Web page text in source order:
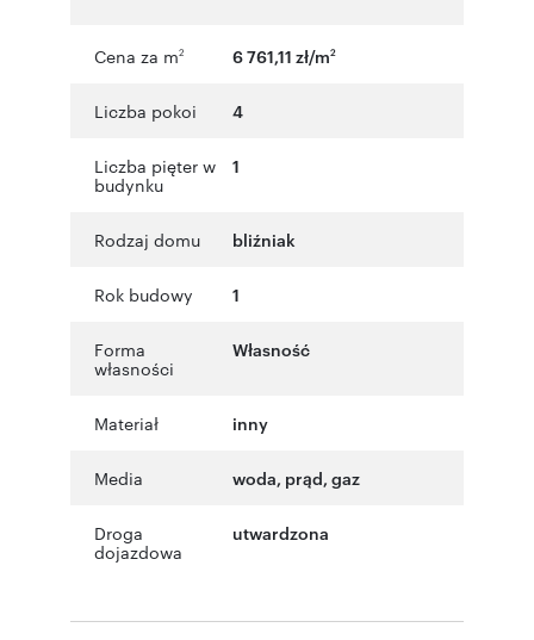
Cena za m2 6 761,11 zł/m2
Liczba pokoi 4
Liczba pięter w
budynku
1
Rodzaj domu bliźniak
Rok budowy 1
Forma
własności
Własność
Materiał inny
Media woda, prąd, gaz
Droga
dojazdowa
utwardzona